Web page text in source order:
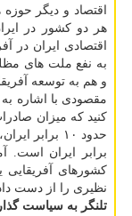
اقتصاد و دیگر
هر دو كشور در
اقتصادی ایران در
به نفع ملت های
و هم به توسعه
مقصودی با اشاره
برابر ایران است.
كشورهای
نظیری را از دست
تلنگر به سیاست